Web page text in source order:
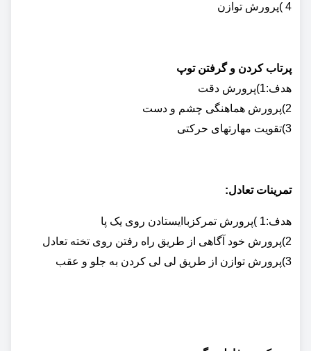
4 )پرورش توازن
پرتاب کردن و گرفتن توپ
هدف:1)پرورش دقت
2)پرورش هماهنگی چشم و دست
3)تقویت مهارتهای حرکتی
تمرینات تعادل:
هدف:1 )پرورش تمرکزباایستادن روی یک پا
2)پرورش خود آگاهی از طریق راه رفتن روی تخته تعادل
3)پرورش توازن از طریق لی لی کردن به جلو و عقب